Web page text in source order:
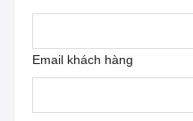
Email khách hàng